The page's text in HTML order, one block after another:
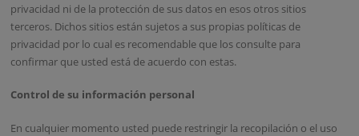
privacidad ni de la protección de sus datos en esos otros sitios
terceros. Dichos sitios están sujetos a sus propias políticas de
privacidad por lo cual es recomendable que los consulte para
confirmar que usted está de acuerdo con estas.
Control de su información personal
En cualquier momento usted puede restringir la recopilación o el uso